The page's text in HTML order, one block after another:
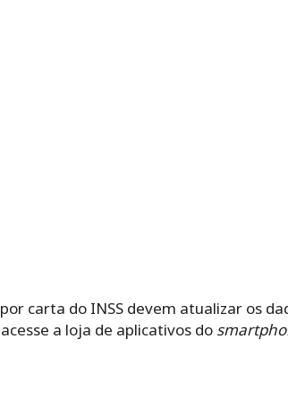
carta do INSS devem atualizar os
a loja de aplicativos do